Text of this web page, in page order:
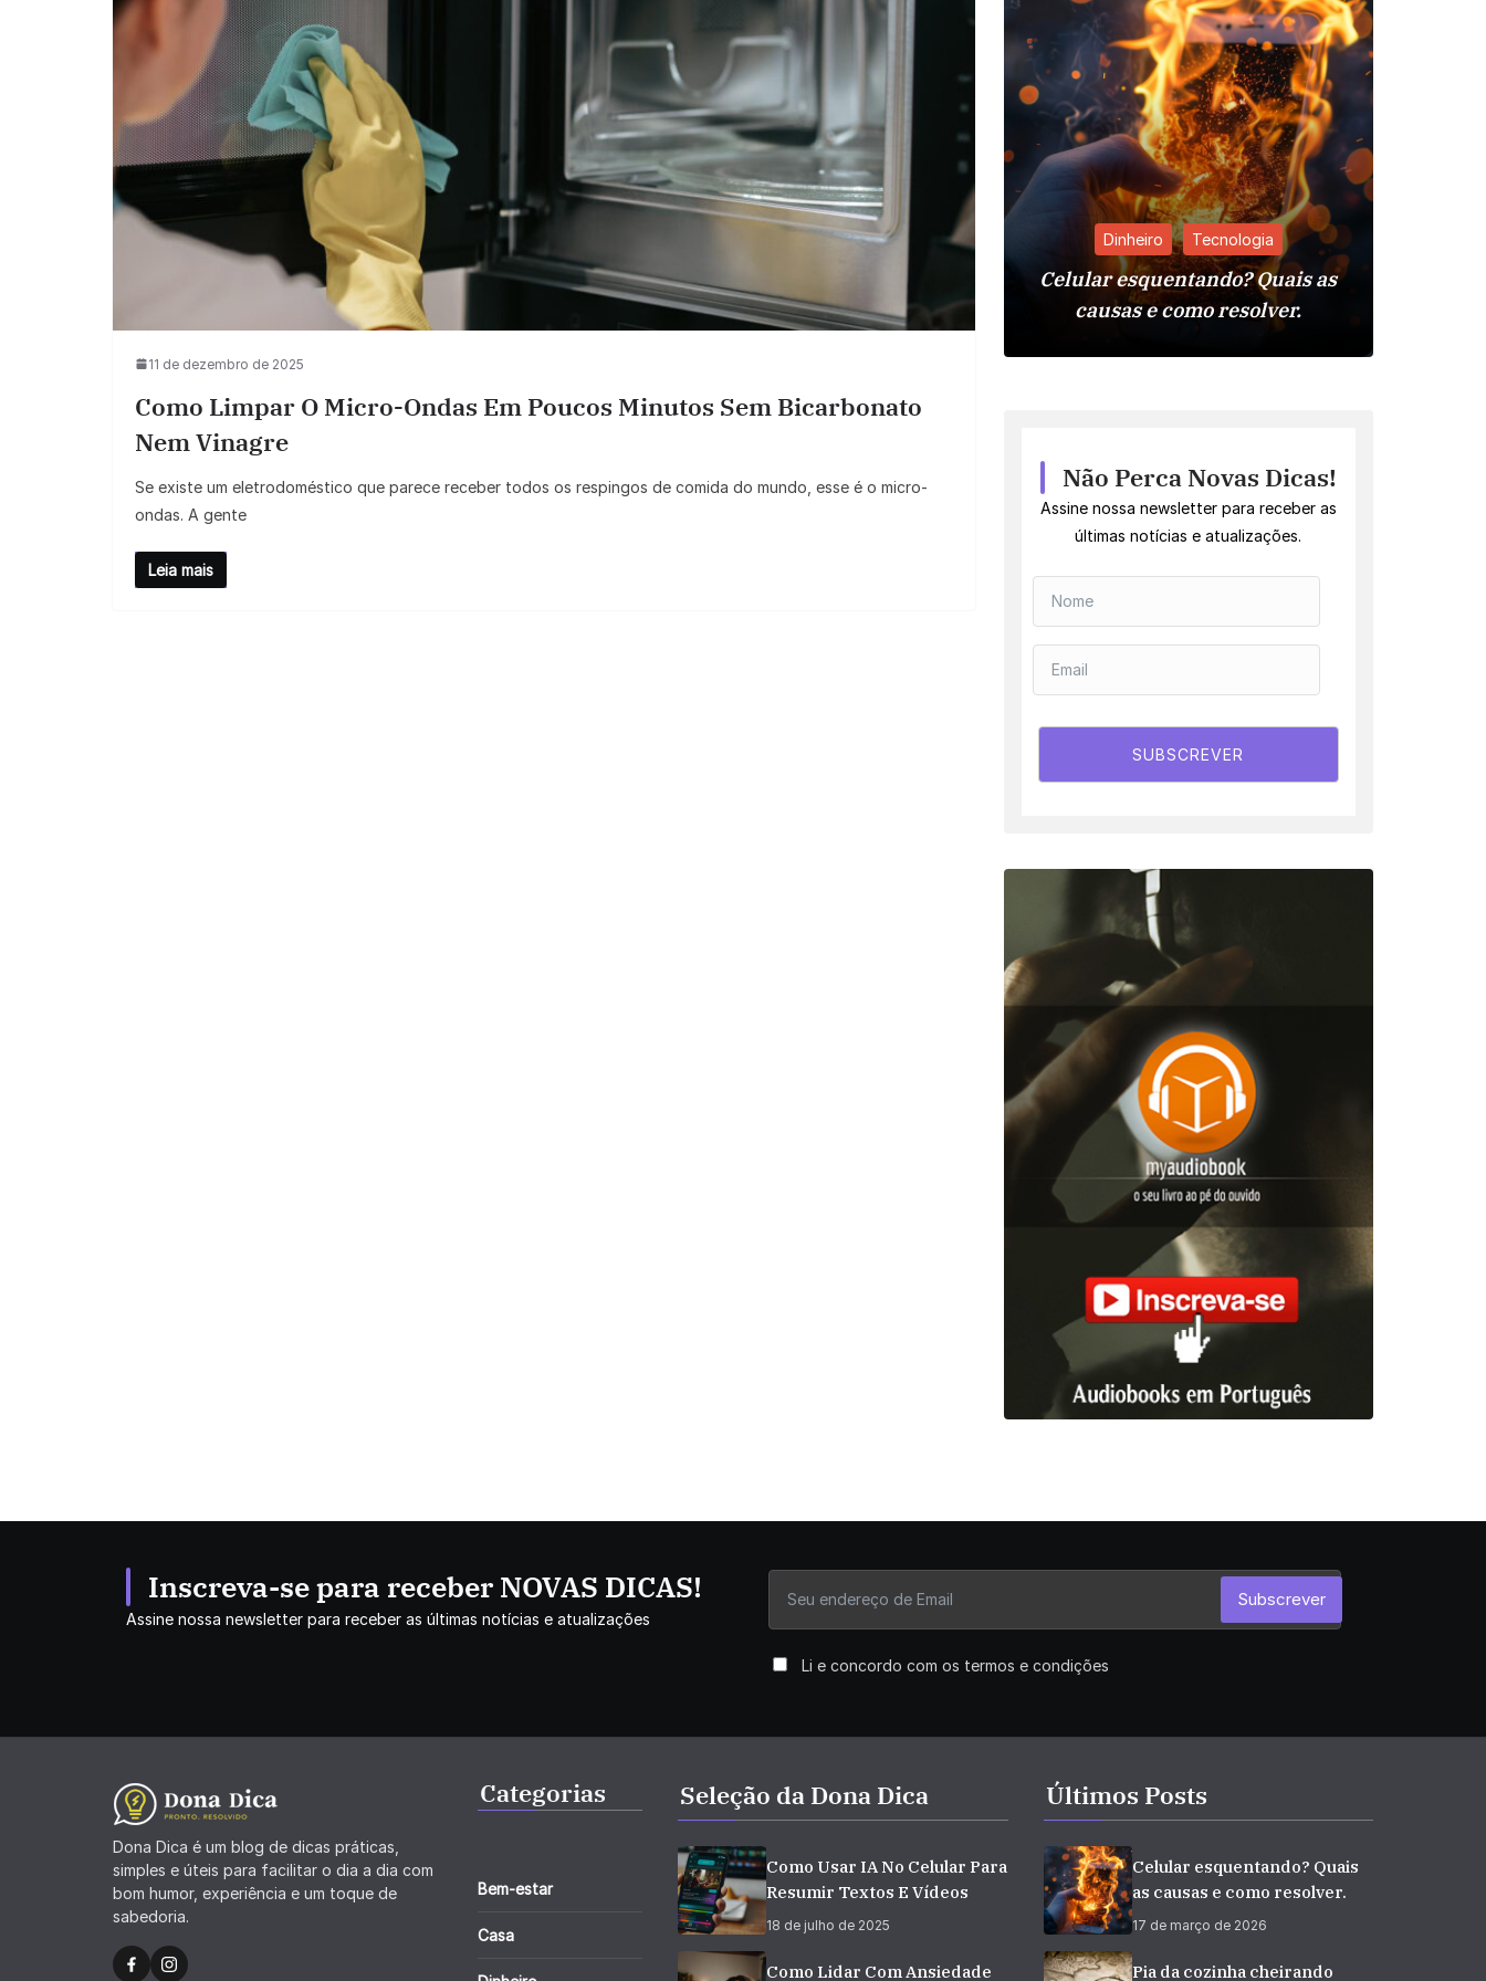
11 de dezembro de 2025
Como Limpar O Micro-Ondas Em Poucos Minutos Sem Bicarbonato
Nem Vinagre
Se existe um eletrodoméstico que parece receber todos os respingos de comida do mundo, esse é o micro-
ondas. A gente
Leia mais
Dinheiro Tecnologia
Celular esquentando? Quais as
causas e como resolver.
Não Perca Novas Dicas!
Assine nossa newsletter para receber as
últimas notícias e atualizações.
SUBSCREVER
Inscreva-se para receber NOVAS DICAS!
Assine nossa newsletter para receber as últimas notícias e atualizações
Li e concordo com os termos e condições
Subscrever
Dona Dica é um blog de dicas práticas,
simples e úteis para facilitar o dia a dia com
bom humor, experiência e um toque de
sabedoria.
Categorias
Bem-estar
Casa
Seleção da Dona Dica
Como Usar IA No Celular Para
Resumir Textos E Vídeos
18 de julho de 2025
Como Lidar Com Ansiedade
Últimos Posts
Celular esquentando? Quais
as causas e como resolver.
17 de março de 2026
Pia da cozinha cheirando